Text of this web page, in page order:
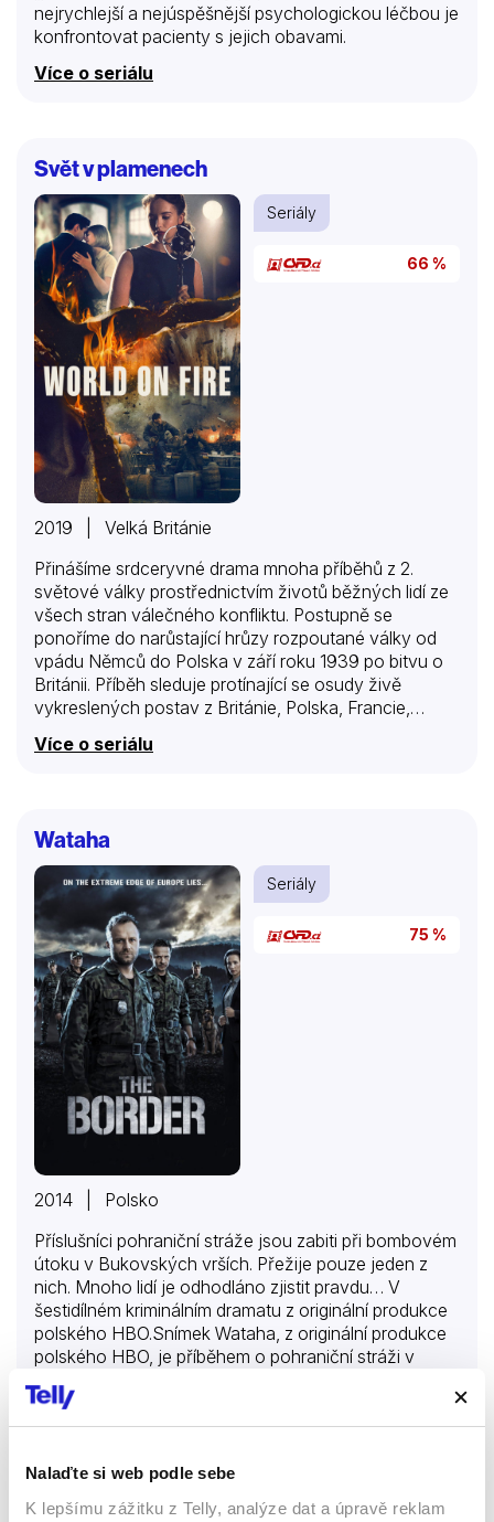
Nalaďte si web podle sebe
K lepšímu zážitku z Telly, analýze dat a úpravě reklam
nejrychlejší a nejúspěšnější psychologickou léčbou je
konfrontovat pacienty s jejich obavami.
Více o seriálu
Svět v plamenech
Seriály
66 %
2019 | Velká Británie
Přinášíme srdceryvné drama mnoha příběhů z 2.
světové války prostřednictvím životů běžných lidí ze
všech stran válečného konfliktu. Postupně se
ponoříme do narůstající hrůzy rozpoutané války od
vpádu Němců do Polska v září roku 1939 po bitvu o
Británii. Příběh sleduje protínající se osudy živě
vykreslených postav z Británie, Polska, Francie,
Německa a USA. Dozvíte se, jak se potýkaly s
následky války ve svém každodenním životě. Získáte
příběhy ukryté v jednom z nejzásadnějších okamžiků
20. století.
Více o seriálu
Wataha
Seriály
75 %
2014 | Polsko
Příslušníci pohraniční stráže jsou zabiti při bombovém
útoku v Bukovských vrších. Přežije pouze jeden z
nich. Mnoho lidí je odhodláno zjistit pravdu… V
šestidílném kriminálním dramatu z originální produkce
polského HBO.Snímek Wataha, z originální produkce
polského HBO, je příběhem o pohraniční stráži v
nositelem zvláštních postojů a chování. Toto
kriminální drama začíná bombovým útokem, který
Bukovských vrších. Přežije pouze jediný. Kapitán
Více o seriálu
Malý Sheldon